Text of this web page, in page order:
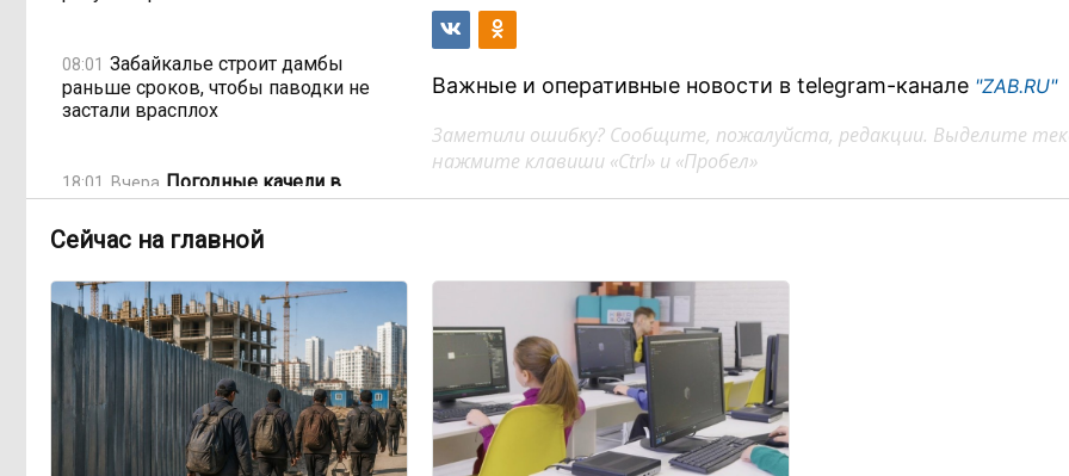
08:01 Забайкалье строит дамбы
раньше сроков, чтобы паводки не
застали врасплох
18:01, Вчера Погодные качели в
Забайкалье: прогноз синоптиков на
ближайшие выходные
16:58, Вчера Консультанты
возглавили рейтинг самых
высокооплачиваемых подработок
за смену в ДФО
«Ждать некогда»:
жители подтопленного Угдана
Важные и оперативные новости в telegram-канале "ZAB.RU"
Заметили ошибку? Сообщите, пожалуйста, редакции. Выделите
нажмите клавиши «Ctrl» и «Пробел»
Сейчас на главной